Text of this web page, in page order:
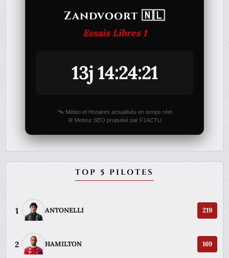
Zandvoort 🇳🇱
Essais Libres 1
13j 14:24:21
🛰️ Météo et Horaires actualisés en temps réel
⚙️ Moteur SEO propulsé par F1ACTU
TOP 5 PILOTES
1 ANTONELLI 219
2 HAMILTON 169